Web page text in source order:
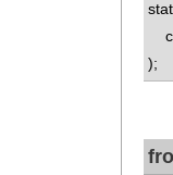
);